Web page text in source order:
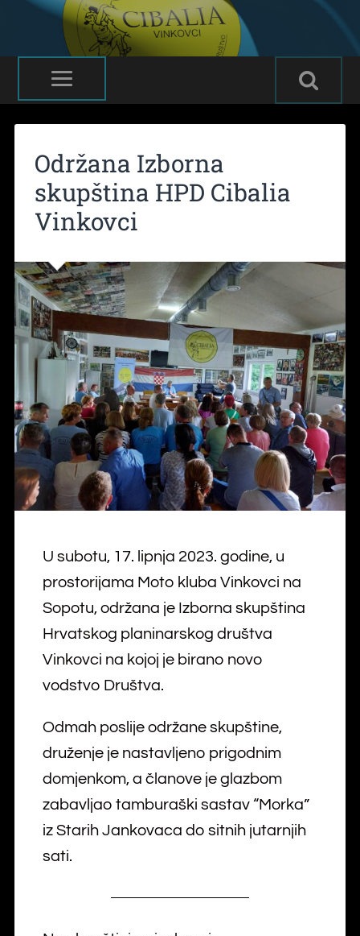
Održana Izborna
skupština HPD Cibalia
Vinkovci
U subotu, 17. lipnja 2023. godine, u
prostorijama Moto kluba Vinkovci na
Sopotu, održana je Izborna skupština
Hrvatskog planinarskog društva
Vinkovci na kojoj je birano novo
vodstvo Društva.
Odmah poslije održane skupštine,
druženje je nastavljeno prigodnim
domjenkom, a članove je glazbom
zabavljao tamburaški sastav “Morka”
iz Starih Jankovaca do sitnih jutarnjih
sati.